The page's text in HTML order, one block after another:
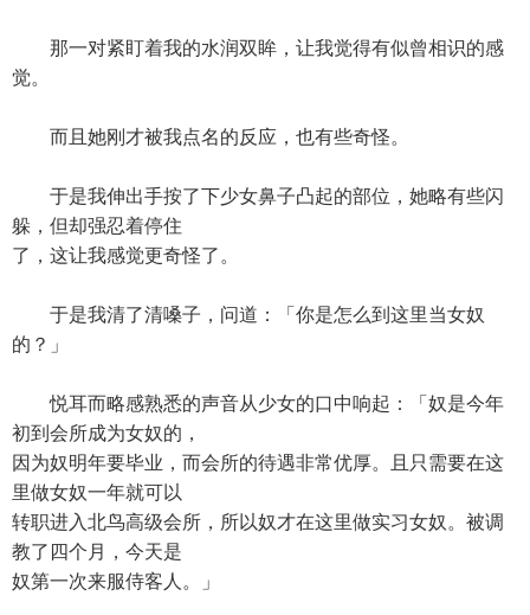
那一对紧盯着我的水润双眸，让我觉得有似曾相识的感
觉。
而且她刚才被我点名的反应，也有些奇怪。
于是我伸出手按了下少女鼻子凸起的部位，她略有些闪
躲，但却强忍着停住
了，这让我感觉更奇怪了。
于是我清了清嗓子，问道：「你是怎么到这里当女奴
的？」
悦耳而略感熟悉的声音从少女的口中响起：「奴是今年
初到会所成为女奴的，
因为奴明年要毕业，而会所的待遇非常优厚。且只需要在这
里做女奴一年就可以
转职进入北鸟高级会所，所以奴才在这里做实习女奴。被调
教了四个月，今天是
奴第一次来服侍客人。」